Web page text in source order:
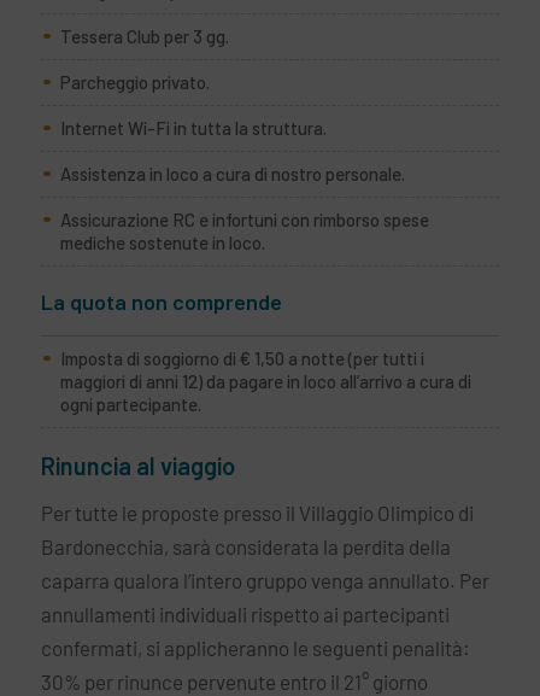
Tessera Club per 3 gg.
Parcheggio privato.
Internet Wi-Fi in tutta la struttura.
Assistenza in loco a cura di nostro personale.
Assicurazione RC e infortuni con rimborso spese
mediche sostenute in loco.
La quota non comprende
Imposta di soggiorno di € 1,50 a notte (per tutti i
maggiori di anni 12) da pagare in loco all’arrivo a cura di
ogni partecipante.
Rinuncia al viaggio
Per tutte le proposte presso il Villaggio Olimpico di
Bardonecchia, sarà considerata la perdita della
caparra qualora l’intero gruppo venga annullato. Per
annullamenti individuali rispetto ai partecipanti
confermati, si applicheranno le seguenti penalità:
30% per rinunce pervenute entro il 21° giorno